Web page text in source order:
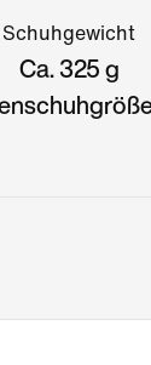
Schuhgewicht
Ca. 325 g